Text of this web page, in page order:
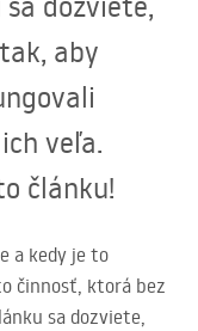
aby
veľa.
článku!
a kedy je to
činnosť, ktorá bez
sa dozviete,